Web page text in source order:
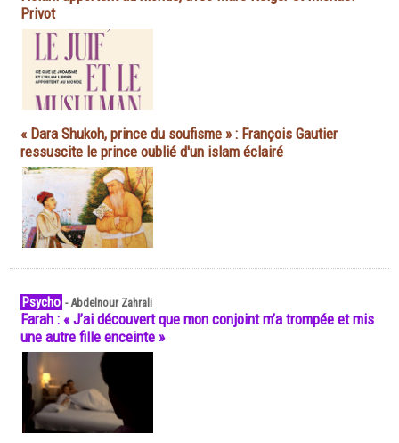
Privot
« Dara Shukoh, prince du soufisme » : François Gautier
ressuscite le prince oublié d'un islam éclairé
Psycho -Abdelnour Zahrali
Farah : « J’ai découvert que mon conjoint m’a trompée et mis
une autre fille enceinte »